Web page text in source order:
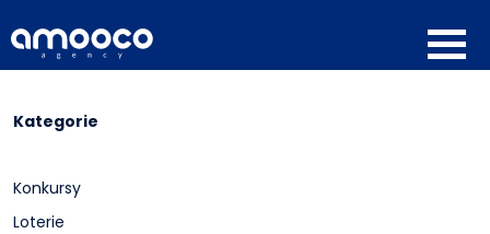
Kategorie
Konkursy
Loterie